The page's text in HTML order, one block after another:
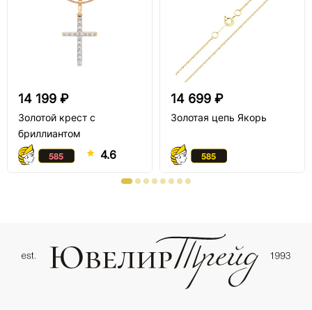
14 199 ₽
Золотой крест с
бриллиантом
4.6
14 699 ₽
Золотая цепь Якорь